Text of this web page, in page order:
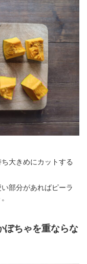
大きめにカットする
部分があればピーラ
ぼちゃを重ならな